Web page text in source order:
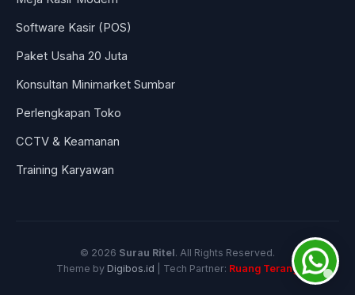
Software Kasir (POS)
Paket Usaha 20 Juta
Konsultan Minimarket Sumbar
Perlengkapan Toko
CCTV & Keamanan
Training Karyawan
© 2026 Surau Ritel. All Rights Reserved.
Theme by Digibos.id | Tech Partner: Ruang Terang